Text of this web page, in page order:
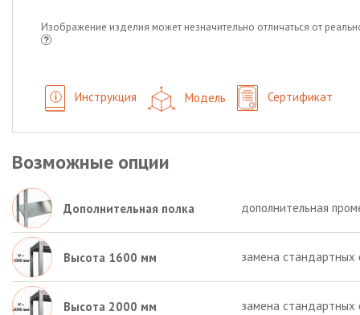
Изображение изделия может незначительно отличаться от
Инструкция Модель Сертификат
Возможные опции
Дополнительная полка дополнительная
Высота 1600 мм замена стандартных
Высота 2000 мм замена стандартных